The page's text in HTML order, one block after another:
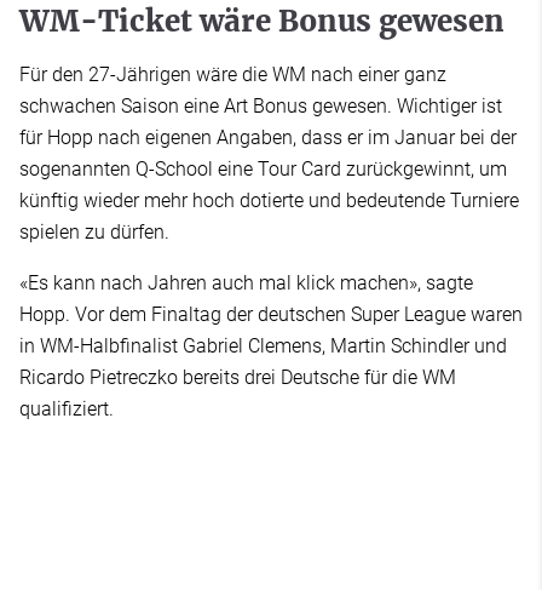
WM-Ticket wäre Bonus gewesen
Für den 27-Jährigen wäre die WM nach einer ganz
schwachen Saison eine Art Bonus gewesen. Wichtiger ist
für Hopp nach eigenen Angaben, dass er im Januar bei der
sogenannten Q-School eine Tour Card zurückgewinnt, um
künftig wieder mehr hoch dotierte und bedeutende Turniere
spielen zu dürfen.
«Es kann nach Jahren auch mal klick machen», sagte
Hopp. Vor dem Finaltag der deutschen Super League waren
in WM-Halbfinalist Gabriel Clemens, Martin Schindler und
Ricardo Pietreczko bereits drei Deutsche für die WM
qualifiziert.